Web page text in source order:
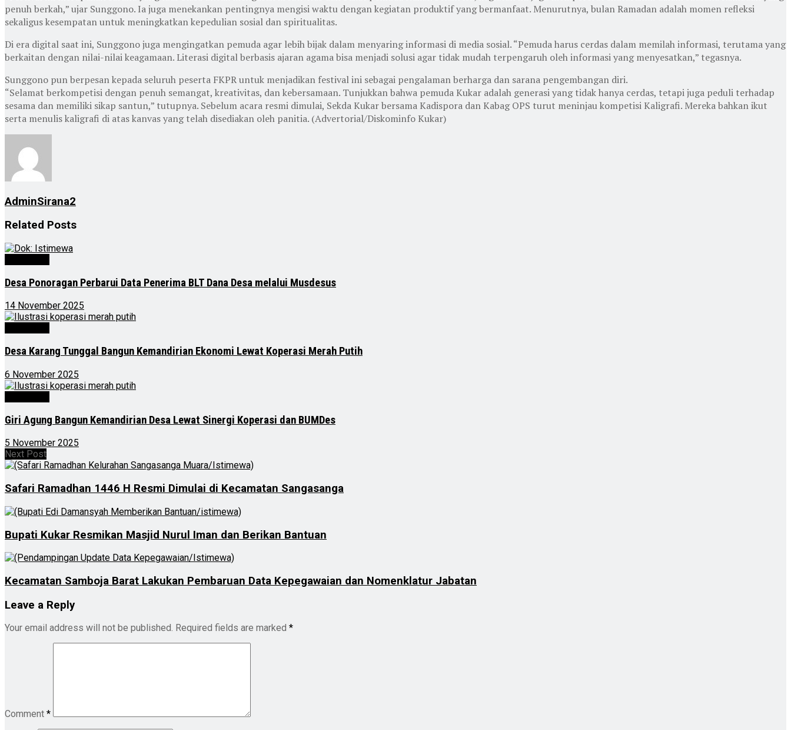
penuh berkah,” ujar Sunggono. Ia juga menekankan pentingnya mengisi waktu dengan kegiatan produktif yang bermanfaat. Menurutnya, bulan Ramadan adalah momen refleksi
sekaligus kesempatan untuk meningkatkan kepedulian sosial dan spiritualitas.
Di era digital saat ini, Sunggono juga mengingatkan pemuda agar lebih bijak dalam menyaring informasi di media sosial. “Pemuda harus cerdas dalam memilah informasi, terutama yang
berkaitan dengan nilai-nilai keagamaan. Literasi digital berbasis ajaran agama bisa menjadi solusi agar tidak mudah terpengaruh oleh informasi yang menyesatkan,” tegasnya.
Sunggono pun berpesan kepada seluruh peserta FKPR untuk menjadikan festival ini sebagai pengalaman berharga dan sarana pengembangan diri.
“Selamat berkompetisi dengan penuh semangat, kreativitas, dan kebersamaan. Tunjukkan bahwa pemuda Kukar adalah generasi yang tidak hanya cerdas, tetapi juga peduli terhadap
sesama dan memiliki sikap santun,” tutupnya. Sebelum acara resmi dimulai, Sekda Kukar bersama Kadispora dan Kabag OPS turut meninjau kompetisi Kaligrafi. Mereka bahkan ikut
serta menulis kaligrafi di atas kanvas yang telah disediakan oleh panitia. (Advertorial/Diskominfo Kukar)
AdminSirana2
Related Posts
Desa Ponoragan Perbarui Data Penerima BLT Dana Desa melalui Musdesus
14 November 2025
Desa Karang Tunggal Bangun Kemandirian Ekonomi Lewat Koperasi Merah Putih
6 November 2025
Giri Agung Bangun Kemandirian Desa Lewat Sinergi Koperasi dan BUMDes
5 November 2025
Next Post
Safari Ramadhan 1446 H Resmi Dimulai di Kecamatan Sangasanga
Bupati Kukar Resmikan Masjid Nurul Iman dan Berikan Bantuan
Kecamatan Samboja Barat Lakukan Pembaruan Data Kepegawaian dan Nomenklatur Jabatan
Leave a Reply
Your email address will not be published. Required fields are marked *
Comment *